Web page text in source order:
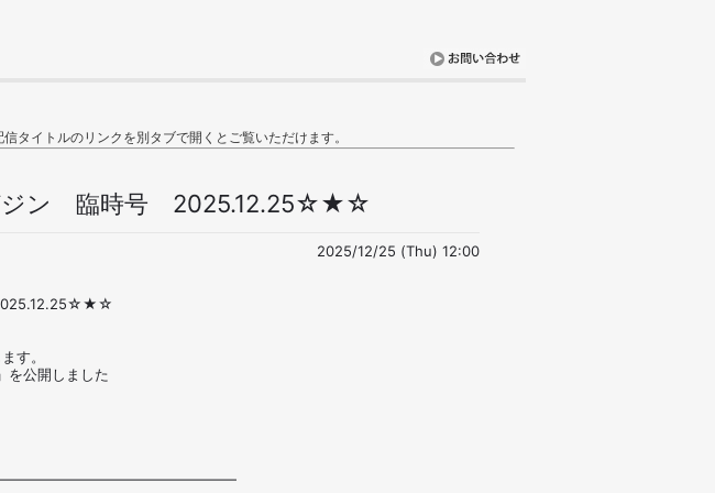
タイトルのリンクを別タブで開くとご覧いただけます。